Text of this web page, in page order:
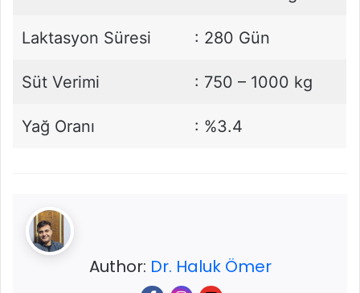
Laktasyon Süresi : 280 Gün
Süt Verimi : 750 – 1000 kg
Yağ Oranı : %3.4
Author: Dr. Haluk Ömer